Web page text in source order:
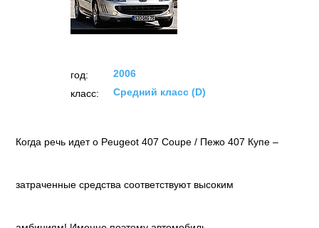
год:
2006
класс:
Средний класс (D)
Когда речь идет о Peugeot 407 Coupe / Пежо 407 Купе –
затраченные средства соответствуют высоким